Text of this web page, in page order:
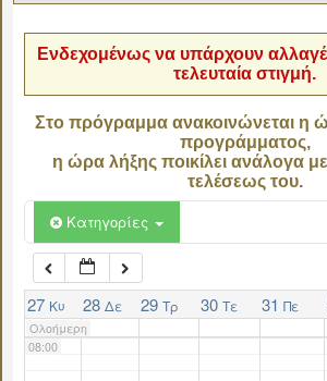
Ενδεχομένως να υπάρχουν
τελευταία στιγμή.
Στο πρόγραμμα ανακοινώνεται η
προγράμματος,
η ώρα λήξης ποικίλει ανάλογα
τελέσεως του.
Κατηγορίες
27 Κυ 28 Δε 29 Τρ 30 Τε 31 Πε
Ολοήμερη
06:00
07:00
08:00